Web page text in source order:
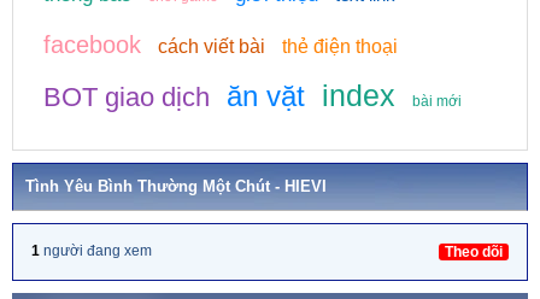
facebook cách viết bài thẻ điện thoại
BOT giao dịch ăn vặt index bài mới
Tình Yêu Bình Thường Một Chút - HIEVI
1 người đang xem Theo dõi